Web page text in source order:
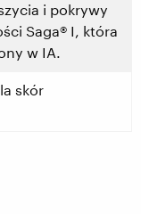
i pokrywy
Saga® I, która
w IA.
skór